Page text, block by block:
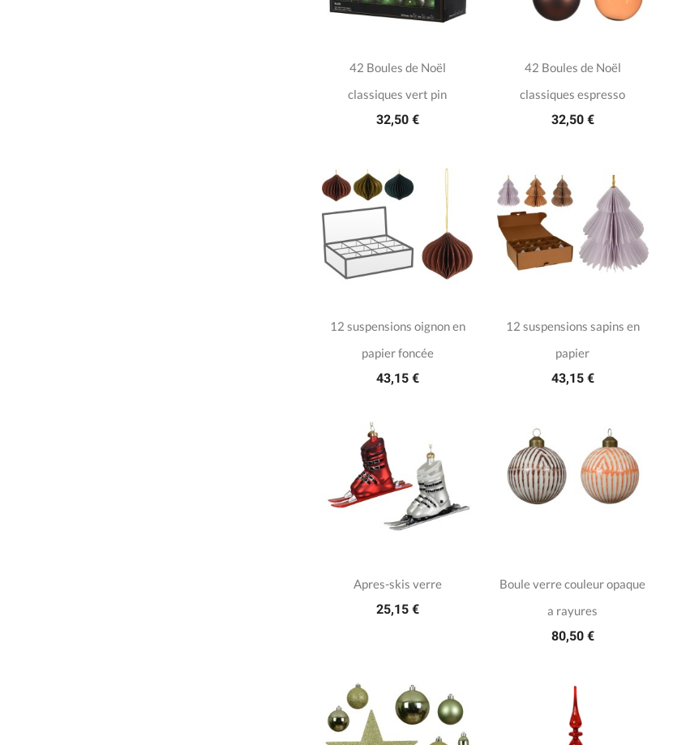
42 Boules de Noël
classiques vert pin
32,50 €
42 Boules de Noël
classiques espresso
32,50 €
12 suspensions oignon en
papier foncée
43,15 €
12 suspensions sapins en
papier
43,15 €
Apres-skis verre
25,15 €
Boule verre couleur opaque
a rayures
80,50 €